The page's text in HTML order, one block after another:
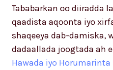
Tababarkan oo diiradda
qaadista aqoonta iyo
shaqeeya dab-damiska,
dadaallada joogtada ah
Hawada iyo Horumarinta